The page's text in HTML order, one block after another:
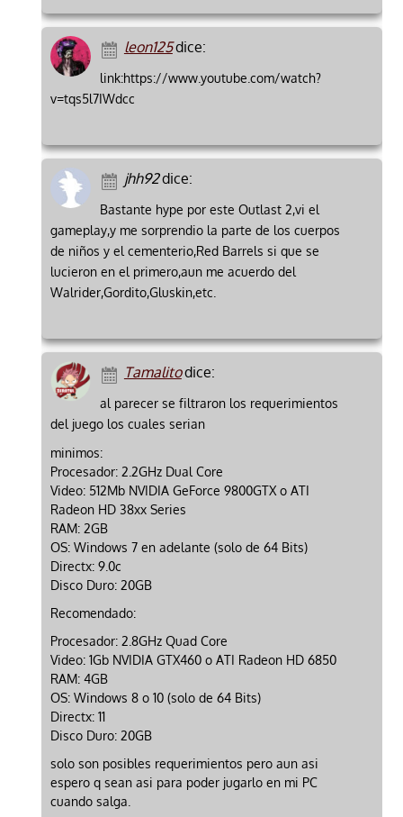
leon125dice:
link:https://www.youtube.com/watch?
v=tqs5l7IWdcc
jhh92dice:
Bastante hype por este Outlast 2,vi el
gameplay,y me sorprendio la parte de los cuerpos
de niños y el cementerio,Red Barrels si que se
lucieron en el primero,aun me acuerdo del
Walrider,Gordito,Gluskin,etc.
Tamalitodice:
al parecer se filtraron los requerimientos
del juego los cuales serian
minimos:
Procesador: 2.2GHz Dual Core
Video: 512Mb NVIDIA GeForce 9800GTX o ATI
Radeon HD 38xx Series
RAM: 2GB
OS: Windows 7 en adelante (solo de 64 Bits)
Directx: 9.0c
Disco Duro: 20GB
Recomendado:
Procesador: 2.8GHz Quad Core
Video: 1Gb NVIDIA GTX460 o ATI Radeon HD 6850
RAM: 4GB
OS: Windows 8 o 10 (solo de 64 Bits)
Directx: 11
Disco Duro: 20GB
solo son posibles requerimientos pero aun asi
espero q sean asi para poder jugarlo en mi PC
cuando salga.